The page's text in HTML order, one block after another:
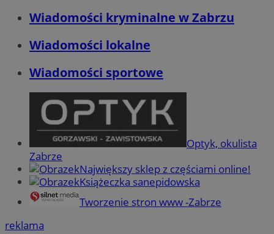
Wiadomości kryminalne w Zabrzu
Wiadomości lokalne
Wiadomości sportowe
Optyk, okulista
Zabrze
Największy sklep z częściami online!
Książeczka sanepidowska
Tworzenie stron www -Zabrze
reklama